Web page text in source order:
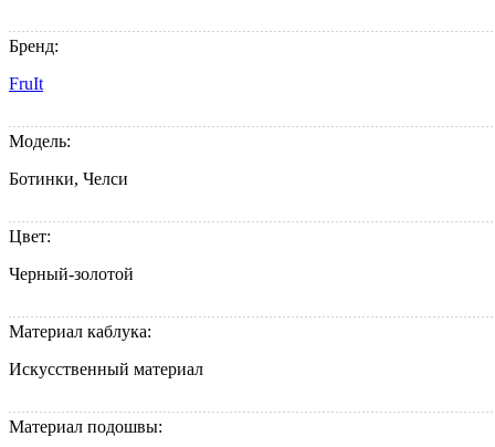
Бренд:
FruIt
Модель:
Ботинки, Челси
Цвет:
Черный-золотой
Материал каблука:
Искусственный материал
Материал подошвы: